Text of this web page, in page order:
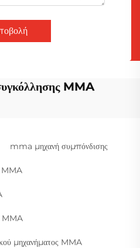
MMA
mma μηχανή συμπόνδισης
MMA
MMA
μηχανήματος MMA